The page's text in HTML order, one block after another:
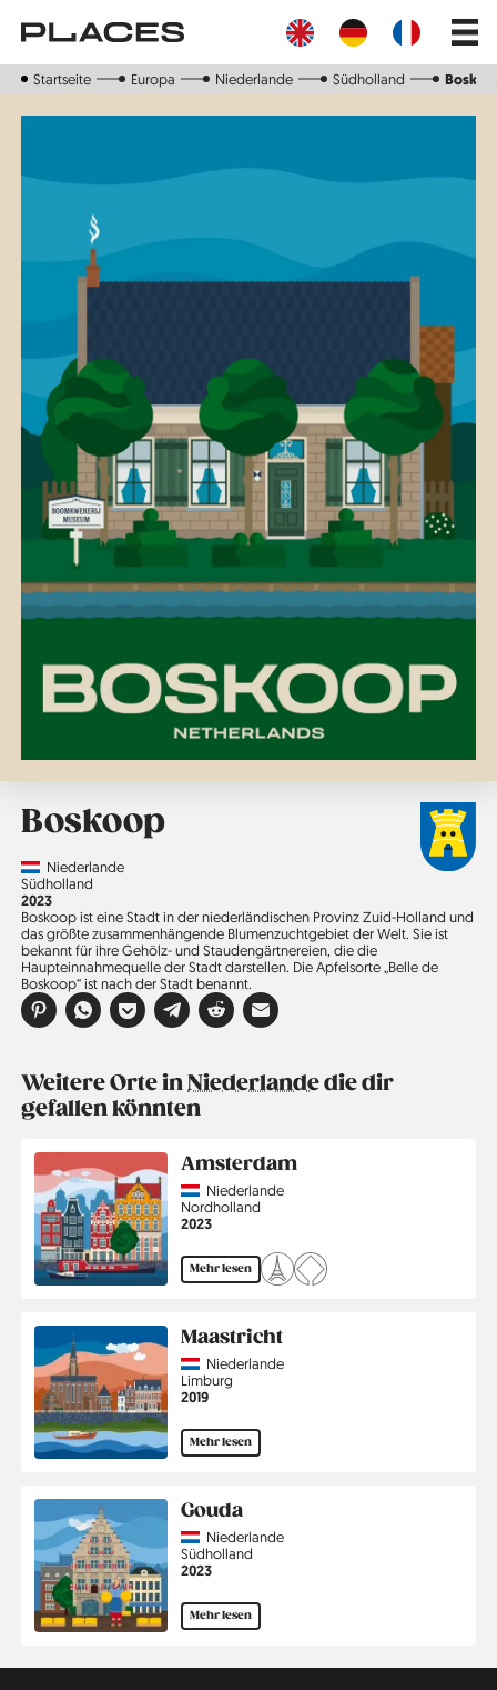
zum
Inhalt
Main
Startseite Europa Niederlande Südholland
Boskoop
CountryNiederlande
Region
Südholland
Jahr
2023
Boskoop ist eine Stadt in der niederländischen Provinz Zuid-Holland und
das größte zusammenhängende Blumenzucht­gebiet der Welt. Sie ist
bekannt für ihre Gehölz- und Staudengärtnereien, die die
Haupteinnahmequelle der Stadt darstellen. Die Apfelsorte „Belle de
Boskoop“ ist nach der Stadt benannt.
Weitere Orte inNiederlandedie dir
gefallen könnten
Amsterdam
CountryNiederlande
Region
Nordholland
Jahr
2023
Mehr lesen
Maastricht
CountryNiederlande
Region
Limburg
Jahr
2019
Mehr lesen
Gouda
CountryNiederlande
Region
Südholland
Jahr
2023
Mehr lesen